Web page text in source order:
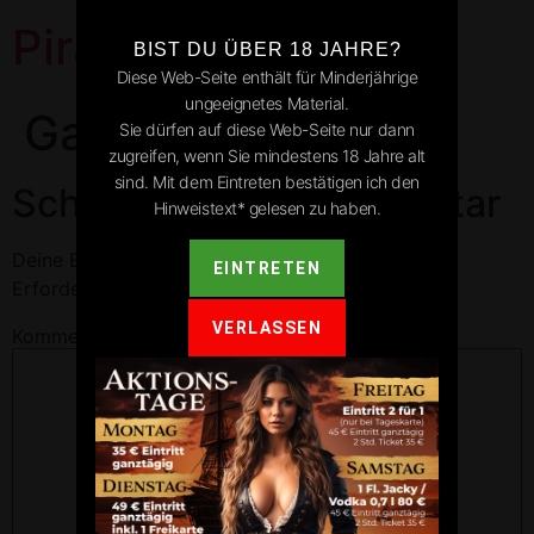
Pirates Park
Gaggenau
Schreibe einen Kommentar
Deine E-Mail-Adresse wird nicht veröffentlicht.
BIST DU ÜBER 18 JAHRE?
Diese Web-Seite enthält für Minderjährige
ungeeignetes Material.
Sie dürfen auf diese Web-Seite nur dann
zugreifen, wenn Sie mindestens 18 Jahre alt
sind. Mit dem Eintreten bestätigen ich den
Hinweistext* gelesen zu haben.
EINTRETEN
VERLASSEN